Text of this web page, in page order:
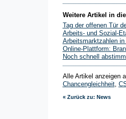
Weitere Artikel in
Tag der offenen Tür
Arbeits- und Sozial-
Arbeitsmarktzahlen
Online-Plattform:
Noch schnell
Alle Artikel anzeigen
Chancengleichheit,
« Zurück zu: News